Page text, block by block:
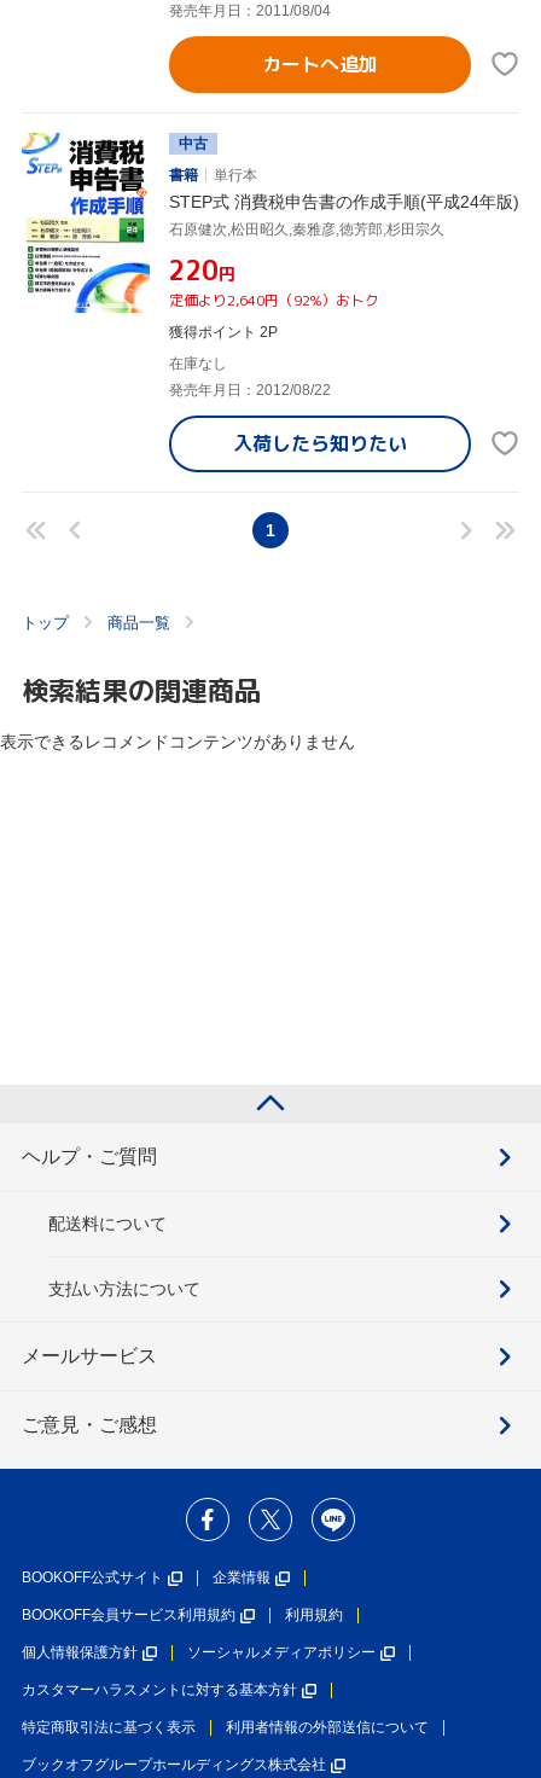
発売年月日：2011/08/04
カートへ追加
中古
書籍
単行本
STEP式 消費税申告書の作成手順(平成24年版)
石原健次,松田昭久,秦雅彦,徳芳郎,杉田宗久
¥220円
定価より2,640円（92%）おトク
獲得ポイント 2P
在庫なし
発売年月日：2012/08/22
入荷したら知りたい
1
トップ 商品一覧
検索結果の関連商品
表示できるレコメンドコンテンツがありません
ヘルプ・ご質問
配送料について
支払い方法について
メールサービス
ご意見・ご感想
BOOKOFF公式サイト 企業情報
BOOKOFF会員サービス利用規約 利用規約
個人情報保護方針 ソーシャルメディアポリシー
カスタマーハラスメントに対する基本方針
特定商取引法に基づく表示 利用者情報の外部送信について
ブックオフグループホールディングス株式会社